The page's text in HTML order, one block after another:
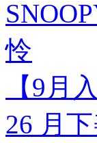
怜
【9月
26 月